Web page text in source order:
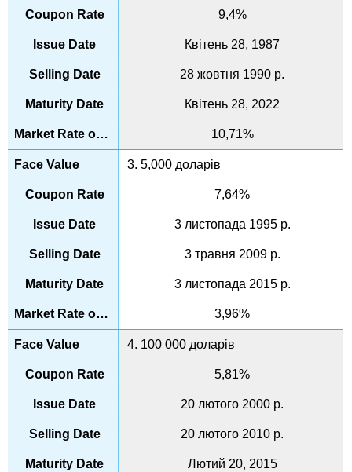
9,4%
Квітень 28, 1987
28 жовтня 1990 р.
Квітень 28, 2022
10,71%
3. 5,000 доларів
7,64%
3 листопада 1995 р.
3 травня 2009 р.
3 листопада 2015 р.
3,96%
4. 100 000 доларів
5,81%
20 лютого 2000 р.
20 лютого 2010 р.
Лютий 20, 2015